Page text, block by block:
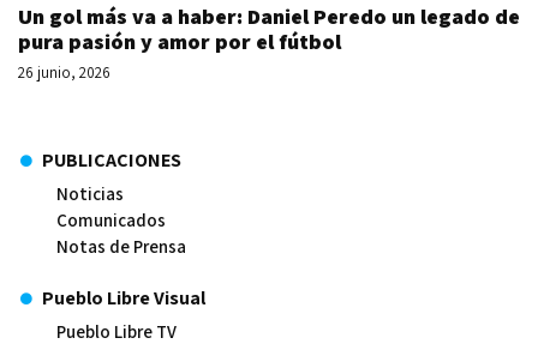
Un gol más va a haber: Daniel Peredo un legado de
pura pasión y amor por el fútbol
26 junio, 2026
PUBLICACIONES
Noticias
Comunicados
Notas de Prensa
Pueblo Libre Visual
Pueblo Libre TV